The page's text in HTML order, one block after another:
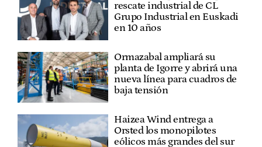
rescate industrial de CL
Grupo Industrial en Euskadi
en 10 años
Ormazabal ampliará su
planta de Igorre y abrirá una
nueva línea para cuadros de
baja tensión
Haizea Wind entrega a
Orsted los monopilotes
eólicos más grandes del sur